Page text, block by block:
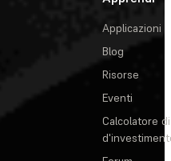
Applicazioni
Blog
Risorse
Eventi
Calcolatore